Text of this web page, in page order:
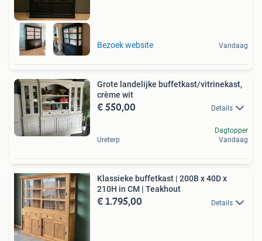
Bezoek website Vandaag
Grote landelijke buffetkast/vitrinekast,
crème wit
€ 550,00 Details
Ureterp
Dagtopper
Vandaag
Klassieke buffetkast | 200B x 40D x
210H in CM | Teakhout
€ 1.795,00 Details